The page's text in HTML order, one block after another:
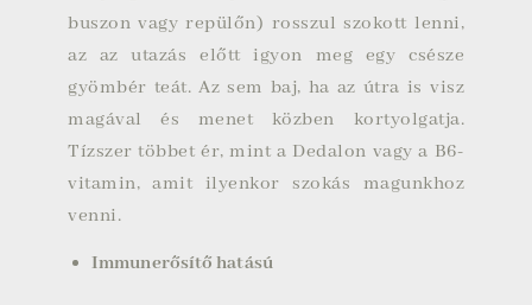
buszon vagy repülőn) rosszul szokott lenni,
az az utazás előtt igyon meg egy csésze
gyömbér teát. Az sem baj, ha az útra is visz
magával és menet közben kortyolgatja.
Tízszer többet ér, mint a Dedalon vagy a B6-
vitamin, amit ilyenkor szokás magunkhoz
venni.
Immunerősítő hatású